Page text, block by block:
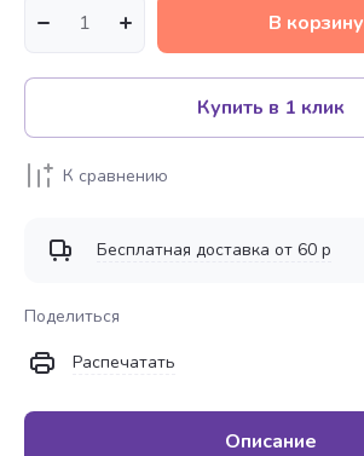
В корзину
Купить в 1 клик
К сравнению
Бесплатная доставка от 60 р
Поделиться
Распечатать
Описание